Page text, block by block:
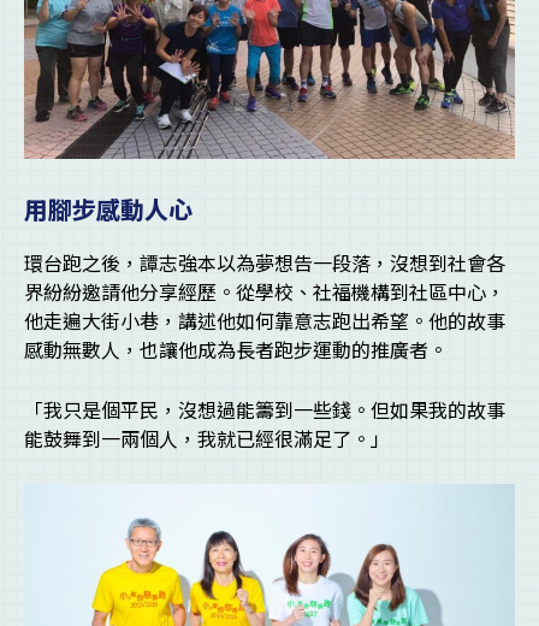
用腳步感動人心
環台跑之後，譚志強本以為夢想告一段落，沒想到社會各
界紛紛邀請他分享經歷。從學校、社福機構到社區中心，
他走遍大街小巷，講述他如何靠意志跑出希望。他的故事
感動無數人，也讓他成為長者跑步運動的推廣者。
「我只是個平民，沒想過能籌到一些錢。但如果我的故事
能鼓舞到一兩個人，我就已經很滿足了。」